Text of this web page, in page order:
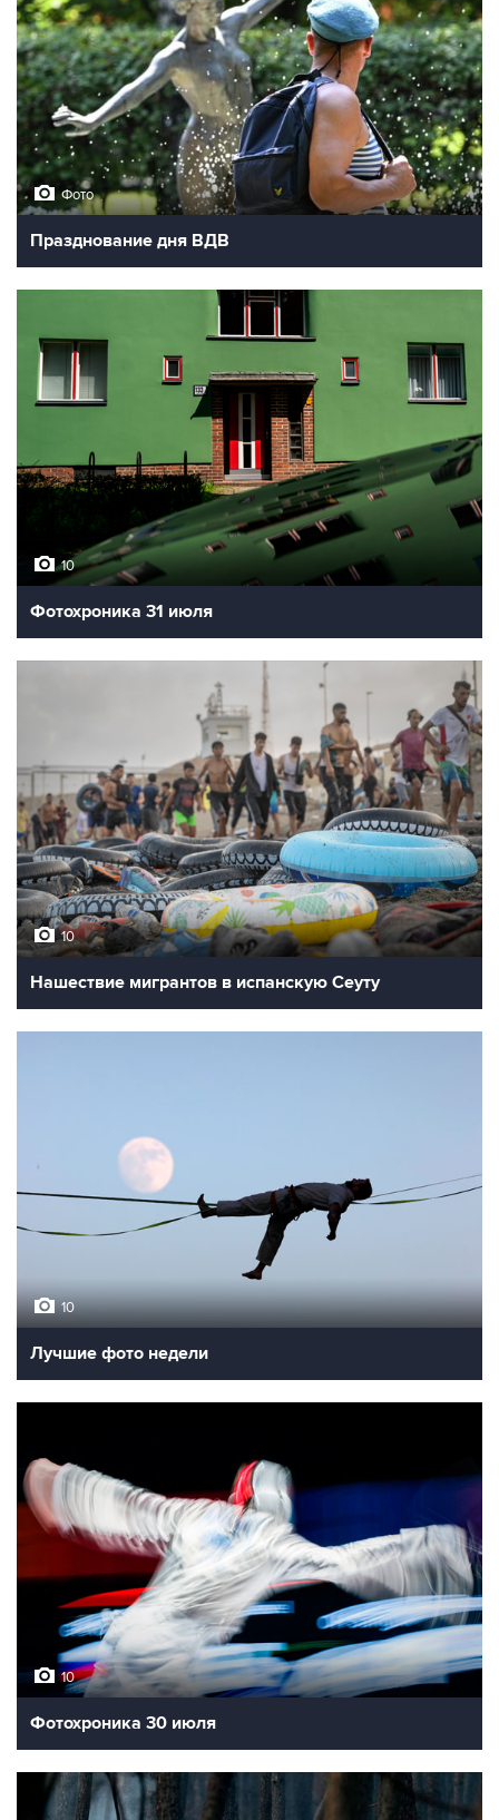
Фото
Празднование дня ВДВ
10
Фотохроника 31 июля
10
Нашествие мигрантов в испанскую Сеуту
10
Лучшие фото недели
10
Фотохроника 30 июля